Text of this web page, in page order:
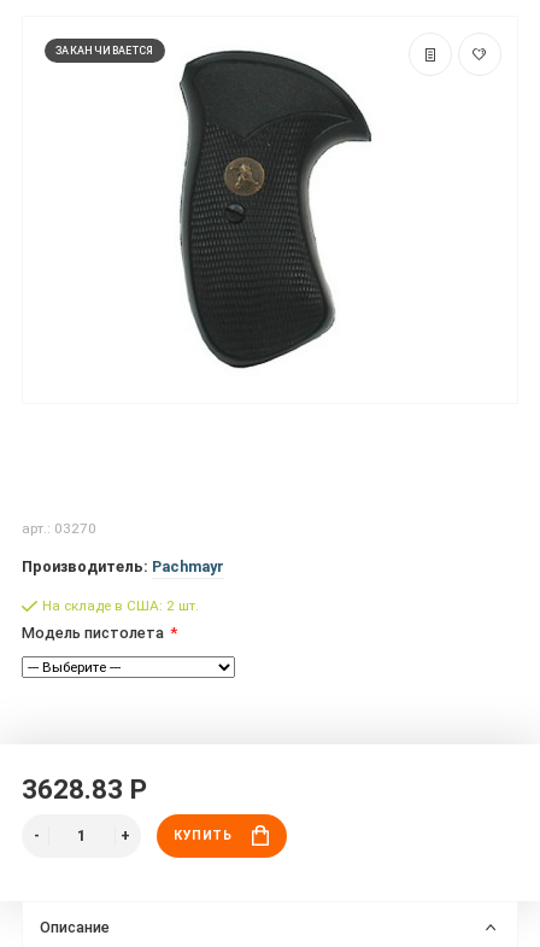
ЗАКАНЧИВАЕТСЯ
арт.: 03270
Производитель: Pachmayr
На складе в США: 2 шт.
Модель пистолета
3628.83 Р
КУПИТЬ
Описание